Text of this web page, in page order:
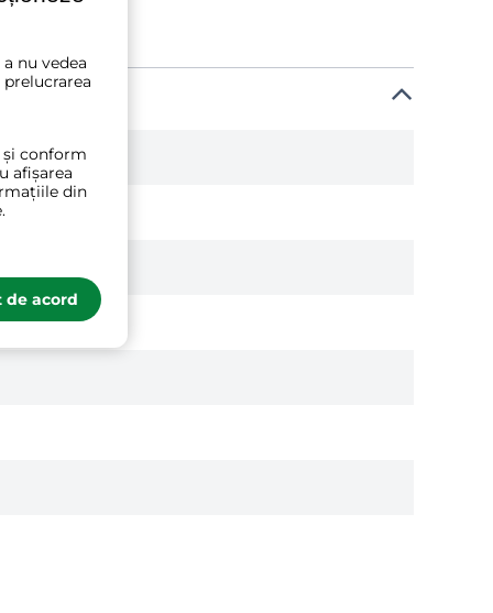
nu vedea
conform
afișarea
din
de acord